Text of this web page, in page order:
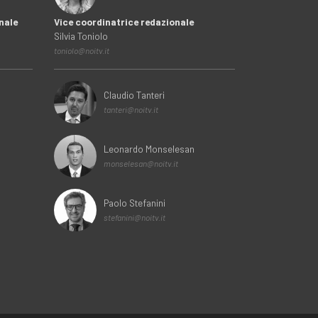
Vice coordinatrice redazionale
Silvia Toniolo
toniolo@noitv.it
Claudio Tanteri
tanteri@noitv.it
Leonardo Monselesan
monselesan@noitv.it
Paolo Stefanini
stefanini@noitv.it